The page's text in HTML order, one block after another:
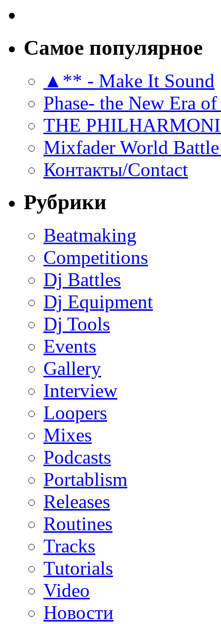
Самое популярное
▲** - Make It Sound
Phase- the New Era
THE
Mixfader World
Контакты/Contact
Рубрики
Beatmaking
Competitions
Dj Battles
Dj Equipment
Dj Tools
Events
Gallery
Interview
Loopers
Mixes
Podcasts
Portablism
Releases
Routines
Tracks
Tutorials
Video
Новости